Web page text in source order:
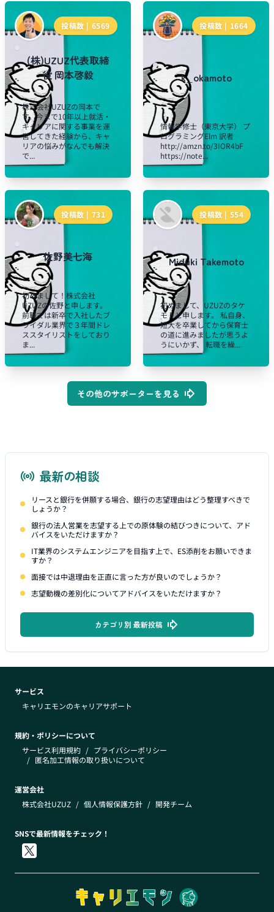
投稿数 | 6569
(株)UZUZ代表取締
役 岡本啓毅
株式会社UZUZの岡本で
す。今まで10年以上就活・
キャリアに関する事業を運
営してきた経験から、キャ
リアの悩みがなんでも解決
で...
投稿数 | 1664
k_okamoto
情報学修士（東京大学） プ
ログラミングElm 訳者
http://amzn.to/3IOR4bF
https://note...
投稿数 | 731
佐野美七海
初めまして！株式会社
UZUZの佐野と申します。
前職では新卒で入社したブ
ライダル業界で３年間ドレ
ススタイリストをしており
ま...
投稿数 | 554
Miduki Takemoto
初めまして、UZUZのタケ
モトと申します。 私自身、
短大を卒業してから保育士
の道に進みましたが思うよ
うにいかず、 転職を繰...
その他のサポーターを見る
最新の相談
リースと銀行を併願する場合、銀行の志望理由はどう整理すべきで
しょうか？
銀行の法人営業を志望する上での原体験の結びつきについて、アド
バイスをいただけますか？
IT業界のシステムエンジニアを目指す上で、ES添削をお願いできま
すか？
面接では中退理由を正直に言った方が良いのでしょうか？
志望動機の差別化についてアドバイスをいただけますか？
カテゴリ別 最新投稿
サービス
キャリエモンのキャリアサポート
規約・ポリシーについて
サービス利用規約 / プライバシーポリシー
/ 匿名加工情報の取り扱いについて
運営会社
株式会社UZUZ / 個人情報保護方針 / 開発チーム
SNSで最新情報をチェック！